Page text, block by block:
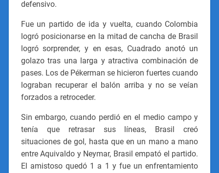
defensivo.
Fue un partido de ida y vuelta, cuando Colombia
logró posicionarse en la mitad de cancha de Brasil
logró sorprender, y en esas, Cuadrado anotó un
golazo tras una larga y atractiva combinación de
pases. Los de Pékerman se hicieron fuertes cuando
lograban recuperar el balón arriba y no se veían
forzados a retroceder.
Sin embargo, cuando perdió en el medio campo y
tenía que retrasar sus líneas, Brasil creó
situaciones de gol, hasta que en un mano a mano
entre Aquivaldo y Neymar, Brasil empató el partido.
El amistoso quedó 1 a 1 y fue un enfrentamiento